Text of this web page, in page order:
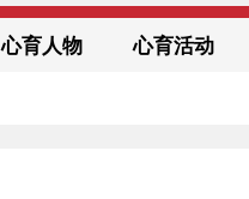
心育人物 心育活动